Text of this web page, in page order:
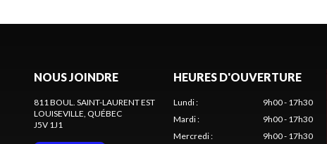
NOUS JOINDRE
811 BOUL. SAINT-LAURENT EST
LOUISEVILLE , QUÉBEC
J5V 1J1
HEURES D'OUVERTURE
Lundi:
9h00 - 17h30
Mardi:
9h00 - 17h30
Mercredi: 9h00 - 17h30